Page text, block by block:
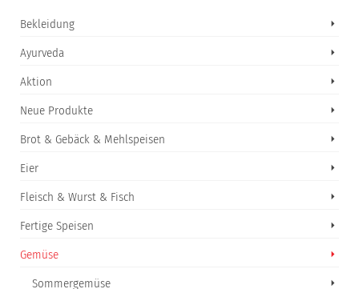
Bekleidung
Ayurveda
Aktion
Neue Produkte
Brot & Gebäck & Mehlspeisen
Eier
Fleisch & Wurst & Fisch
Fertige Speisen
Gemüse
Sommergemüse